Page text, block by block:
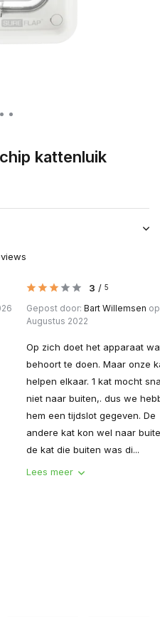
kattenluik
3 / 5
Gepost door: Bart Willemsen
Augustus 2022
Op zich doet het apparaat
behoort te doen. Maar onze
helpen elkaar. 1 kat mocht
niet naar buiten,. dus we
hem een tijdslot gegeven. De
andere kat kon wel naar
de kat die buiten was di...
Lees meer